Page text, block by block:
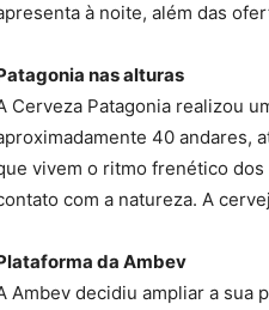
à noite, além das
nas alturas
Cerveza Patagonia realizou
40 andares,
vivem o ritmo frenético dos
com a natureza. A
da Ambev
Ambev decidiu ampliar a sua